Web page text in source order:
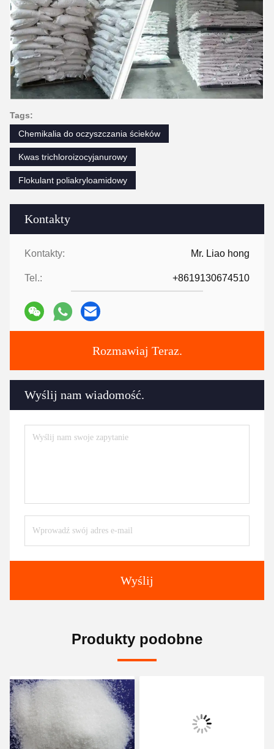
Kontakty
Kontakty: Mr. Liao hong
Tel.: +8619130674510
Rozmawiaj Teraz.
Wyślij nam wiadomość.
Wyślij
Tags:
Chemikalia do oczyszczania ścieków
Kwas trichloroizocyjanurowy
Flokulant poliakryloamidowy
Produkty podobne